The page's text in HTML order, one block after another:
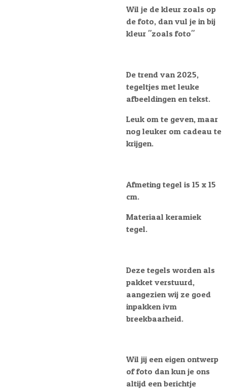
Wil je de kleur zoals op
de foto, dan vul je in bij
kleur "zoals foto"
De trend van 2025,
tegeltjes met leuke
afbeeldingen en tekst.
Leuk om te geven, maar
nog leuker om cadeau te
krijgen.
Afmeting tegel is 15 x 15
cm.
Materiaal keramiek
tegel.
Deze tegels worden als
pakket verstuurd,
aangezien wij ze goed
inpakken ivm
breekbaarheid.
Wil jij een eigen ontwerp
of foto dan kun je ons
altijd een berichtje